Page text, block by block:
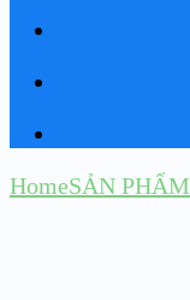
HomeSẢN PHẨM